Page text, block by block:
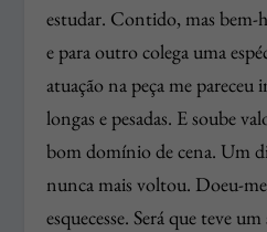
estudar. Contido, mas bem-
e para outro colega uma
atuação na peça me pareceu
longas e pesadas. E soube
bom domínio de cena. Um
nunca mais voltou. Doeu-
esquecesse. Será que teve